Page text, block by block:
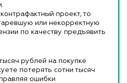
проект, то
или некорректную
по качеству предъявить
рублей на покупке
потерять сотни тысяч
ошибки